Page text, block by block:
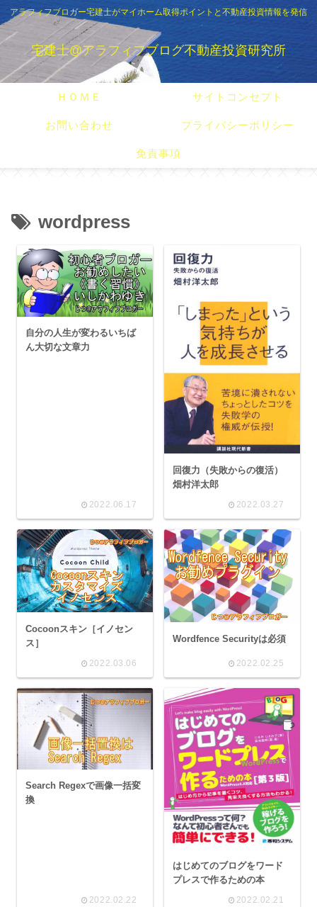
アラフィフブロガー宅建士がマイホーム取得ポイントと不動産投資情報を発信
宅建士@アラフィフブログ不動産投資研究所
ＨＯＭＥ サイトコンセプト
お問い合わせ プライバシーポリシー
免責事項
wordpress
自分の人生が変わるいちば
ん大切な文章力
2022.06.17
回復力（失敗からの復活）
畑村洋太郎
2022.03.27
Cocoonスキン［イノセン
ス］
2022.03.06
Wordfence Securityは必須
2022.02.25
Search Regexで画像一括変
換
2022.02.22
はじめてのブログをワード
プレスで作るための本
2022.02.21